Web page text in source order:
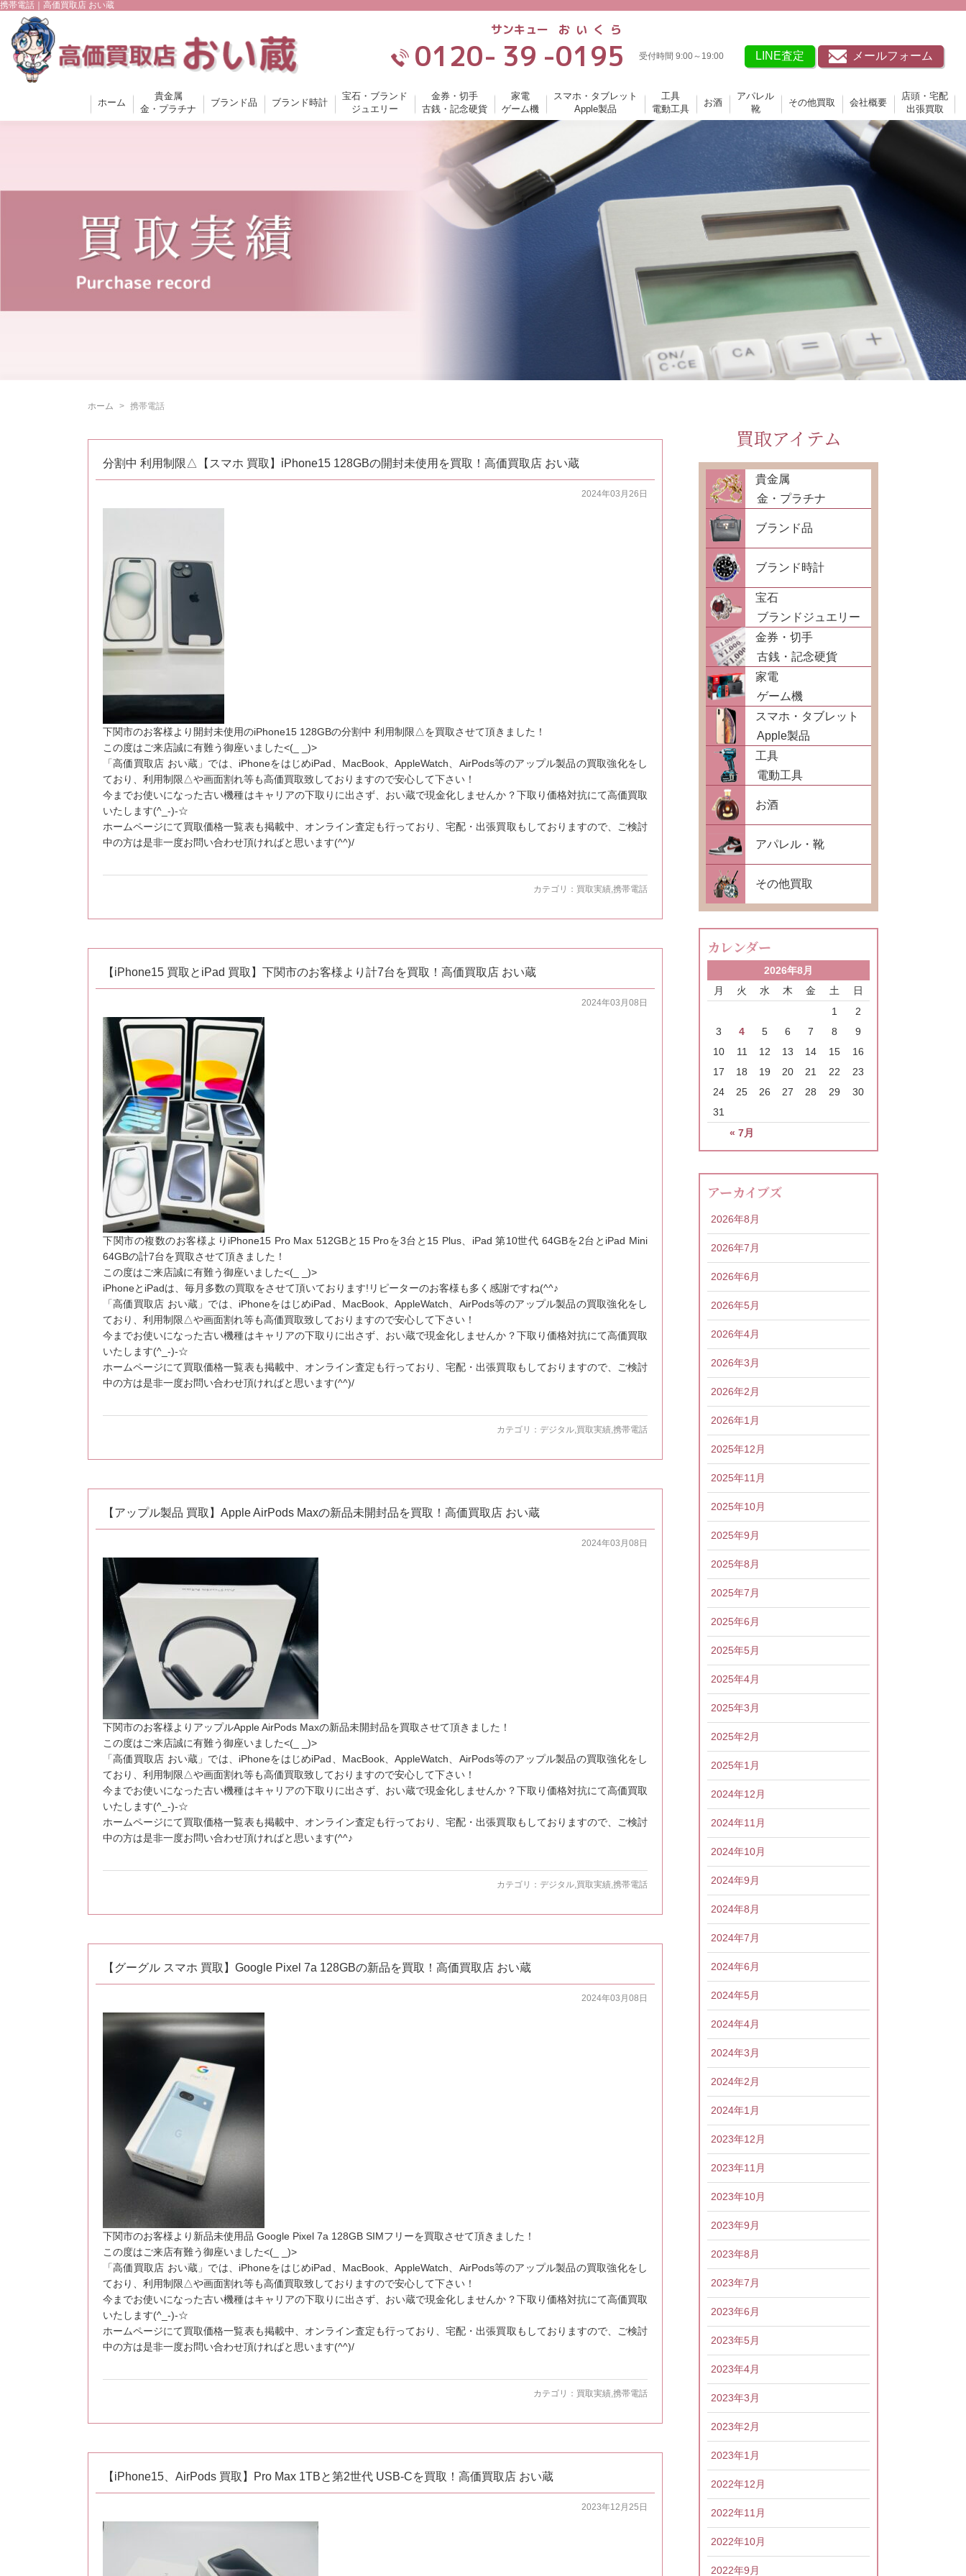
携帯電話｜高価買取店 おい蔵
0120- 39
サンキュー
-0195
おいくら
受付時間 9:00～19:00 LINE査定 メールフォーム
ホーム
貴金属
金・プラチナ
ブランド品 ブランド時計
宝石・ブランド
ジュエリー
金券・切手
古銭・記念硬貨
家電
ゲーム機
スマホ・タブレット
Apple製品
工具
電動工具
お酒
アパレル
靴
その他買取 会社概要
店頭・宅配
出張買取
ホーム 携帯電話
分割中 利用制限△【スマホ 買取】iPhone15 128GBの開封未使用を買取！高価買取店 おい蔵
2024年03月26日
下関市のお客様より開封未使用のiPhone15 128GBの分割中 利用制限△を買取させて頂きました！
この度はご来店誠に有難う御座いました<(_ _)>
「高価買取店 おい蔵」では、iPhoneをはじめiPad、MacBook、AppleWatch、AirPods等のアップル製品の買取強化をし
ており、利用制限△や画面割れ等も高価買取致しておりますので安心して下さい！
今までお使いになった古い機種はキャリアの下取りに出さず、おい蔵で現金化しませんか？下取り価格対抗にて高価買取
いたします(^_-)-☆
ホームページにて買取価格一覧表も掲載中、オンライン査定も行っており、宅配・出張買取もしておりますので、ご検討
中の方は是非一度お問い合わせ頂ければと思います(^^)/
カテゴリ： 買取実績 携帯電話
【iPhone15 買取とiPad 買取】下関市のお客様より計7台を買取！高価買取店 おい蔵
2024年03月08日
下関市の複数のお客様よりiPhone15 Pro Max 512GBと15 Proを3台と15 Plus、iPad 第10世代 64GBを2台とiPad Mini
64GBの計7台を買取させて頂きました！
この度はご来店誠に有難う御座いました<(_ _)>
iPhoneとiPadは、毎月多数の買取をさせて頂いております!リピーターのお客様も多く感謝ですね(^^♪
「高価買取店 おい蔵」では、iPhoneをはじめiPad、MacBook、AppleWatch、AirPods等のアップル製品の買取強化をし
ており、利用制限△や画面割れ等も高価買取致しておりますので安心して下さい！
今までお使いになった古い機種はキャリアの下取りに出さず、おい蔵で現金化しませんか？下取り価格対抗にて高価買取
いたします(^_-)-☆
ホームページにて買取価格一覧表も掲載中、オンライン査定も行っており、宅配・出張買取もしておりますので、ご検討
中の方は是非一度お問い合わせ頂ければと思います(^^)/
カテゴリ： デジタル 買取実績 携帯電話
【アップル製品 買取】Apple AirPods Maxの新品未開封品を買取！高価買取店 おい蔵
2024年03月08日
下関市のお客様よりアップルApple AirPods Maxの新品未開封品を買取させて頂きました！
この度はご来店誠に有難う御座いました<(_ _)>
「高価買取店 おい蔵」では、iPhoneをはじめiPad、MacBook、AppleWatch、AirPods等のアップル製品の買取強化をし
ており、利用制限△や画面割れ等も高価買取致しておりますので安心して下さい！
今までお使いになった古い機種はキャリアの下取りに出さず、おい蔵で現金化しませんか？下取り価格対抗にて高価買取
いたします(^_-)-☆
ホームページにて買取価格一覧表も掲載中、オンライン査定も行っており、宅配・出張買取もしておりますので、ご検討
中の方は是非一度お問い合わせ頂ければと思います(^^♪
カテゴリ： デジタル,買取実績,携帯電話
【グーグル スマホ 買取】Google Pixel 7a 128GBの新品を買取！高価買取店 おい蔵
2024年03月08日
下関市のお客様より新品未使用品 Google Pixel 7a 128GB SIMフリーを買取させて頂きました！
この度はご来店有難う御座いました<(_ _)>
「高価買取店 おい蔵」では、iPhoneをはじめiPad、MacBook、AppleWatch、AirPods等のアップル製品の買取強化をし
ており、利用制限△や画面割れ等も高価買取致しておりますので安心して下さい！
今までお使いになった古い機種はキャリアの下取りに出さず、おい蔵で現金化しませんか？下取り価格対抗にて高価買取
いたします(^_-)-☆
ホームページにて買取価格一覧表も掲載中、オンライン査定も行っており、宅配・出張買取もしておりますので、ご検討
中の方は是非一度お問い合わせ頂ければと思います(^^)/
カテゴリ： 買取実績,携帯電話
【iPhone15、AirPods 買取】Pro Max 1TBと第2世代 USB-Cを買取！高価買取店 おい蔵
2023年12月25日
買取アイテム
貴金属
金・プラチナ
ブランド品
ブランド時計
宝石
ブランドジュエリー
金券・切手
古銭・記念硬貨
家電
ゲーム機
スマホ・タブレット
Apple製品
工具
電動工具
お酒
アパレル・靴
その他買取
カレンダー
2026年8月
月
火 水 木 金 土 日
« 7月
1
2
3
4 5 6 7 8
9
10
11 12 13 14 15
16
17
18 19 20 21 22
23
24
25 26 27 28 29
30
31
アーカイブズ
2026年8月
2026年7月
2026年6月
2026年5月
2026年4月
2026年3月
2026年2月
2026年1月
2025年12月
2025年11月
2025年10月
2025年9月
2025年8月
2025年7月
2025年6月
2025年5月
2025年4月
2025年3月
2025年2月
2025年1月
2024年12月
2024年11月
2024年10月
2024年9月
2024年8月
2024年7月
2024年6月
2024年5月
2024年4月
2024年3月
2024年2月
2024年1月
2023年12月
2023年11月
2023年10月
2023年9月
2023年8月
2023年7月
2023年6月
2023年5月
2023年4月
2023年3月
2023年2月
2023年1月
2022年12月
2022年11月
2022年10月
2022年9月